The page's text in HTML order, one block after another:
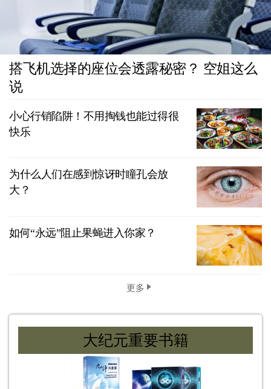
搭飞机选择的座位会透露秘密？ 空姐这么
说
小心行销陷阱！不用掏钱也能过得很
快乐
为什么人们在感到惊讶时瞳孔会放
大？
如何“永远”阻止果蝇进入你家？
更多
大纪元重要书籍